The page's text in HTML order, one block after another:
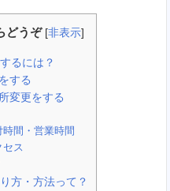
どうぞ [非表示]
るには？
する
変更をする
間・営業時間
セス
方・方法って？